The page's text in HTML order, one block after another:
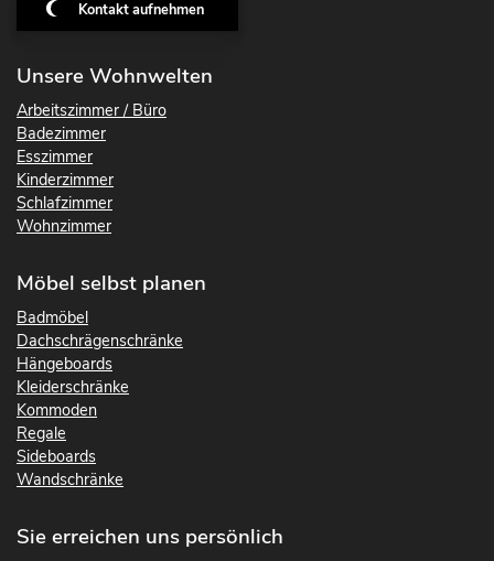
Kontakt aufnehmen
Unsere Wohnwelten
Arbeitszimmer / Büro
Badezimmer
Esszimmer
Kinderzimmer
Schlafzimmer
Wohnzimmer
Möbel selbst planen
Badmöbel
Dachschrägenschränke
Hängeboards
Kleiderschränke
Kommoden
Regale
Sideboards
Wandschränke
Sie erreichen uns persönlich